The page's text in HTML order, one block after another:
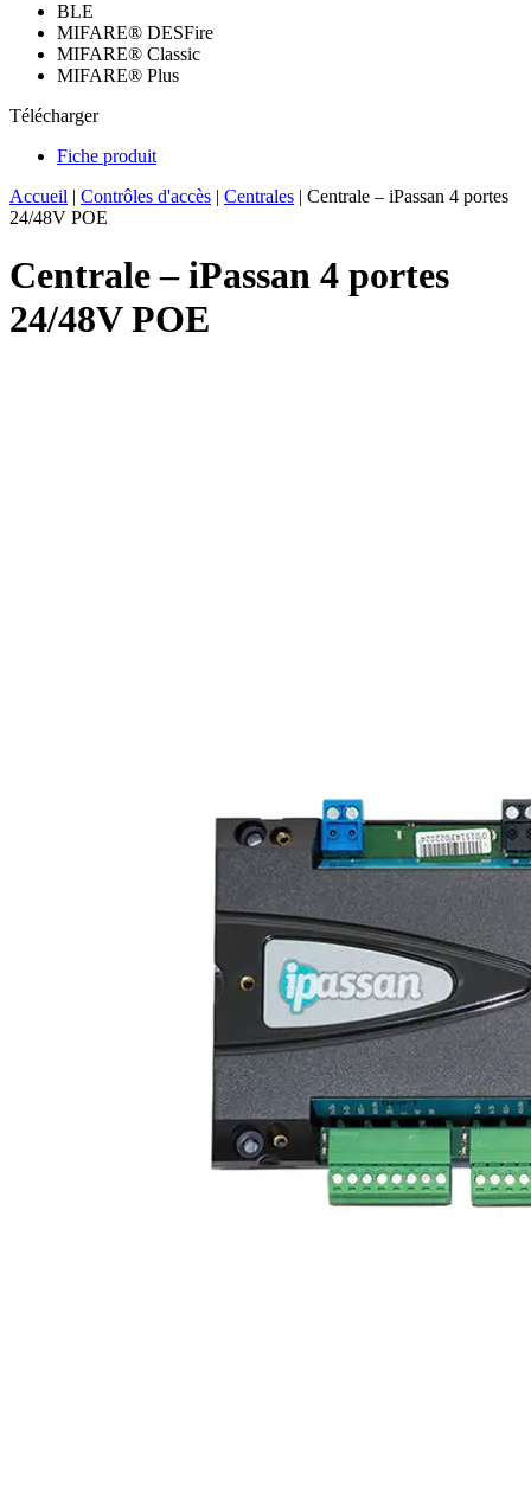
BLE
MIFARE® DESFire
MIFARE® Classic
MIFARE® Plus
Télécharger
Fiche produit
Accueil | Contrôles d'accès | Centrales | Centrale – iPassan 4 portes
24/48V POE
Centrale – iPassan 4 portes
24/48V POE